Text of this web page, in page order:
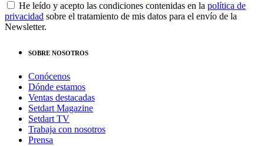
He leído y acepto las condiciones contenidas en la política de
privacidad sobre el tratamiento de mis datos para el envío de la
Newsletter.
SOBRE NOSOTROS
Conócenos
Dónde estamos
Ventas destacadas
Setdart Magazine
Setdart TV
Trabaja con nosotros
Prensa